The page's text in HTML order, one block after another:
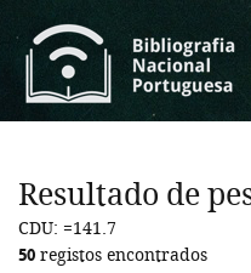
Resultado de
CDU: =141.7
50 registos encontrados